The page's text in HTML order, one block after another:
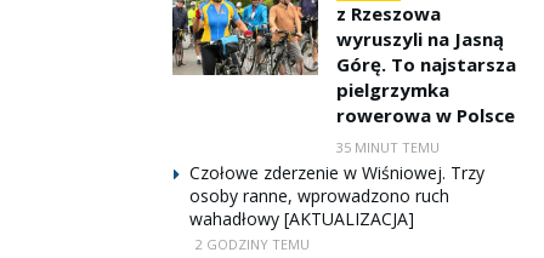
z Rzeszowa
wyruszyli na Jasną
Górę. To najstarsza
pielgrzymka
rowerowa w Polsce
35 MINUT TEMU
Czołowe zderzenie w Wiśniowej. Trzy
osoby ranne, wprowadzono ruch
wahadłowy [AKTUALIZACJA]
2 GODZINY TEMU